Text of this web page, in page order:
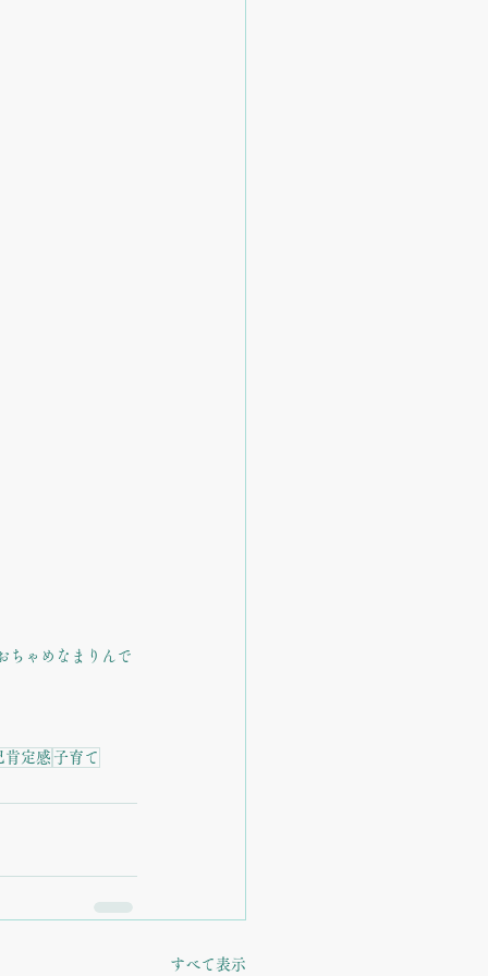
ちゃめなまりんで
肯定感 子育て
すべて表示